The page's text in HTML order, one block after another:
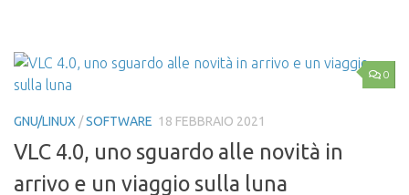
0
GNU/LINUX /SOFTWARE 18 FEBBRAIO 2021
VLC 4.0, uno sguardo alle novità in
arrivo e un viaggio sulla luna